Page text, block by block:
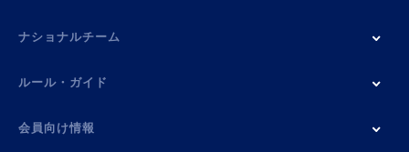
ナショナルチーム
ルール・ガイド
会員向け情報